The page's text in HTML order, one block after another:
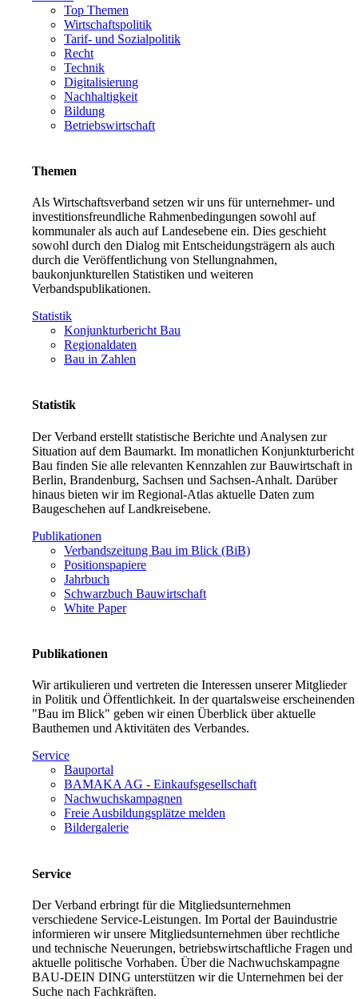
Top Themen
Wirtschaftspolitik
Tarif- und Sozialpolitik
Recht
Technik
Digitalisierung
Nachhaltigkeit
Bildung
Betriebswirtschaft
Themen
Als Wirtschaftsverband setzen wir uns für unternehmer- und
investitionsfreundliche Rahmenbedingungen sowohl auf
kommunaler als auch auf Landesebene ein. Dies geschieht
sowohl durch den Dialog mit Entscheidungsträgern als auch
durch die Veröffentlichung von Stellungnahmen,
baukonjunkturellen Statistiken und weiteren
Verbandspublikationen.
Statistik
Konjunkturbericht Bau
Regionaldaten
Bau in Zahlen
Statistik
Der Verband erstellt statistische Berichte und Analysen zur
Situation auf dem Baumarkt. Im monatlichen Konjunkturbericht
Bau finden Sie alle relevanten Kennzahlen zur Bauwirtschaft in
Berlin, Brandenburg, Sachsen und Sachsen-Anhalt. Darüber
hinaus bieten wir im Regional-Atlas aktuelle Daten zum
Baugeschehen auf Landkreisebene.
Publikationen
Verbandszeitung Bau im Blick (BiB)
Positionspapiere
Jahrbuch
Schwarzbuch Bauwirtschaft
White Paper
Publikationen
Wir artikulieren und vertreten die Interessen unserer Mitglieder
in Politik und Öffentlichkeit. In der quartalsweise erscheinenden
"Bau im Blick" geben wir einen Überblick über aktuelle
Bauthemen und Aktivitäten des Verbandes.
Service
Bauportal
BAMAKA AG - Einkaufsgesellschaft
Nachwuchskampagnen
Freie Ausbildungsplätze melden
Bildergalerie
Service
Der Verband erbringt für die Mitgliedsunternehmen
verschiedene Service-Leistungen. Im Portal der Bauindustrie
informieren wir unsere Mitgliedsunternehmen über rechtliche
und technische Neuerungen, betriebswirtschaftliche Fragen und
aktuelle politische Vorhaben. Über die Nachwuchskampagne
BAU-DEIN DING unterstützen wir die Unternehmen bei der
Suche nach Fachkräften.